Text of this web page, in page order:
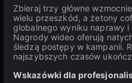
Zbieraj trzy główne
wielu przeszkód, a żetony
globalnego wyniku naprawy
Nagrody wideo oferują
śledzą postępy w kampanii.
najszybszych czasów
Wskazówki dla